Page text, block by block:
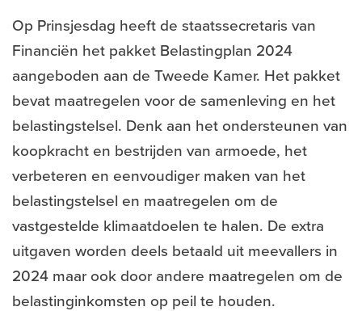
Op Prinsjesdag heeft de staatssecretaris van
Financiën het pakket Belastingplan 2024
aangeboden aan de Tweede Kamer. Het pakket
bevat maatregelen voor de samenleving en het
belastingstelsel. Denk aan het ondersteunen van
koopkracht en bestrijden van armoede, het
verbeteren en eenvoudiger maken van het
belastingstelsel en maatregelen om de
vastgestelde klimaatdoelen te halen. De extra
uitgaven worden deels betaald uit meevallers in
2024 maar ook door andere maatregelen om de
belastinginkomsten op peil te houden.